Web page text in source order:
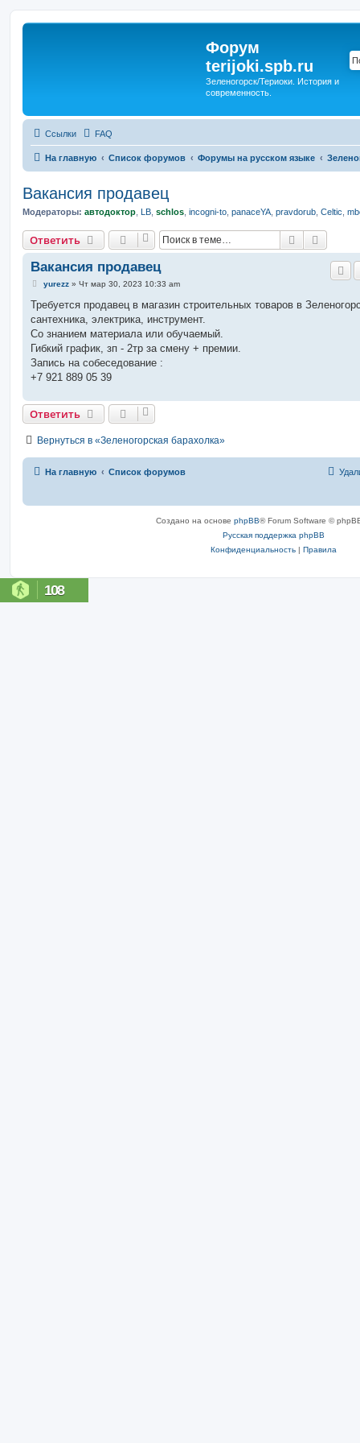
Форум
terijoki.spb.ru
Зеленогорск/Териоки. История и
современность.
Ссылки FAQ
На главную Список форумов Форумы на русском языке
Вакансия продавец
Модераторы: автодоктор LB schlos incogni-to panaceYA pravdorub Celtic
Ответить Поиск
Вакансия продавец
С
о
щ
е
и
е
yurezz» Чт мар 30, 2023 10:33 am
Требуется продавец в магазин строительных товаров в
сантехника, электрика, инструмент.
Со знанием материала или обучаемый.
Гибкий график, зп - 2тр за смену + премии.
Запись на собеседование :
+7 921 889 05 39
Ответить
Вернуться в «Зеленогорская барахолка»
На главную Список форумов
Создано на основе phpBB® Forum Software ©
Русская поддержка phpBB
Конфиденциальность | Правила
108